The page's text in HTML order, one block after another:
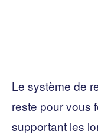
Le système de
reste pour vous
supportant les